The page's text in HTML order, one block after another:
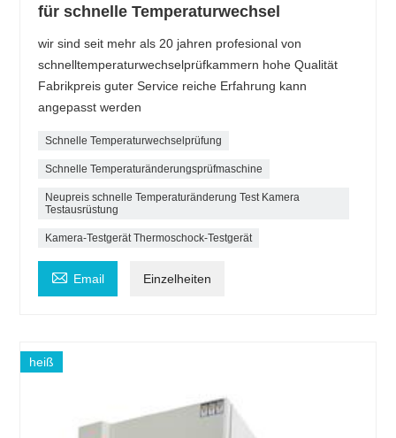
für schnelle Temperaturwechsel
wir sind seit mehr als 20 jahren profesional von
schnelltemperaturwechselprüfkammern hohe Qualität
Fabrikpreis guter Service reiche Erfahrung kann
angepasst werden
Schnelle Temperaturwechselprüfung
Schnelle Temperaturänderungsprüfmaschine
Neupreis schnelle Temperaturänderung Test Kamera
Testausrüstung
Kamera-Testgerät Thermoschock-Testgerät
 Email Einzelheiten
heiß